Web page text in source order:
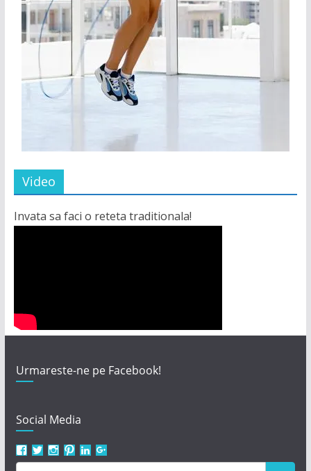
Video
Invata sa faci o reteta traditionala!
Urmareste-ne pe Facebook!
Social Media
Vezi
profilul
Vezi
profilul
Vezi
profilul
Vezi
profilul
Vezi
profilulprofilul